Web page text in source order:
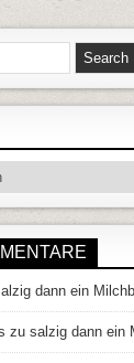
dann ein
zu salzig dann ein